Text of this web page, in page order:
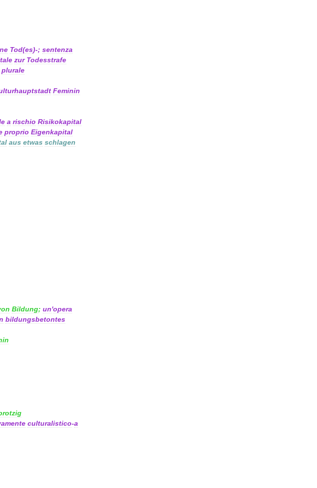
Tod(es)-; sentenza
zur Todesstrafe
plurale
Feminin
a rischio Risikokapital
proprio Eigenkapital
aus etwas schlagen
Bildung; un'opera
bildungsbetontes
culturalistico-a